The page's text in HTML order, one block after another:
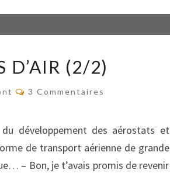
D’AIR (2/2)
Commentaires
3 Commentaires
développement des aérostats et
de transport aérienne de grande
– Bon, je t’avais promis de revenir